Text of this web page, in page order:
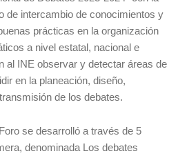
de intercambio de conocimientos y
prácticas en la organización
a nivel estatal, nacional e
al INE observar y detectar áreas de
en la planeación, diseño,
de los debates.
se desarrolló a través de 5
denominada Los debates